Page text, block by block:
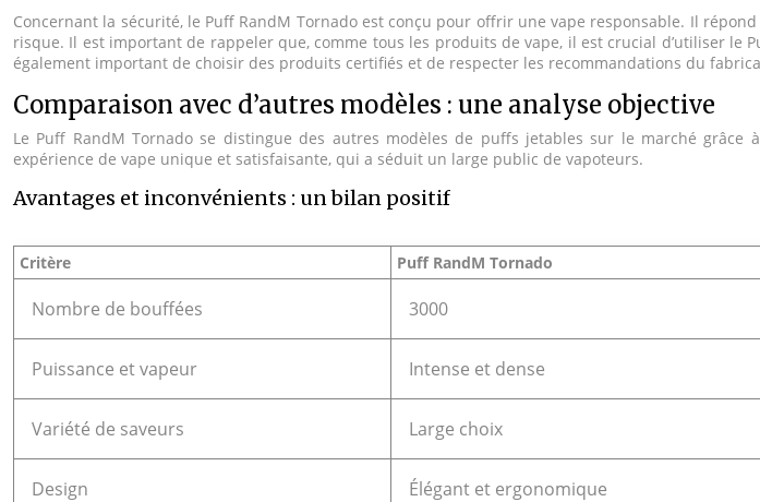
Concernant la sécurité, le Puff RandM Tornado est conçu pour offrir une vape responsable. Il
risque. Il est important de rappeler que, comme tous les produits de vape, il est crucial d’utiliser
également important de choisir des produits certifiés et de respecter les recommandations du
Comparaison avec d’autres modèles : une analyse objective
Le Puff RandM Tornado se distingue des autres modèles de puffs jetables sur le marché
expérience de vape unique et satisfaisante, qui a séduit un large public de vapoteurs.
Avantages et inconvénients : un bilan positif
Critère Puff RandM Tornado
Nombre de bouffées 3000
Puissance et vapeur Intense et dense
Variété de saveurs Large choix
Design Élégant et ergonomique